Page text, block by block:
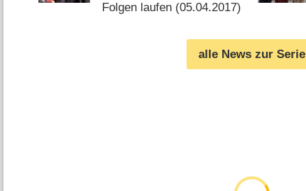
zweite Staffel
Folgen laufen (05.04.2017)
alle News zur Serie